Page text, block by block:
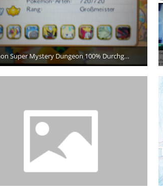
Pokémon Super Mystery Dungeon 100% Durchgespielt
22. März 2016
7